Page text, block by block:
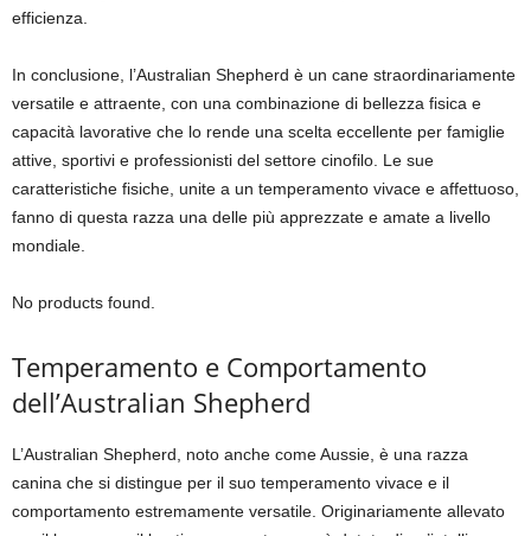
efficienza.
In conclusione, l’Australian Shepherd è un cane straordinariamente
versatile e attraente, con una combinazione di bellezza fisica e
capacità lavorative che lo rende una scelta eccellente per famiglie
attive, sportivi e professionisti del settore cinofilo. Le sue
caratteristiche fisiche, unite a un temperamento vivace e affettuoso,
fanno di questa razza una delle più apprezzate e amate a livello
mondiale.
No products found.
Temperamento e Comportamento
dell’Australian Shepherd
L’Australian Shepherd, noto anche come Aussie, è una razza
canina che si distingue per il suo temperamento vivace e il
comportamento estremamente versatile. Originariamente allevato